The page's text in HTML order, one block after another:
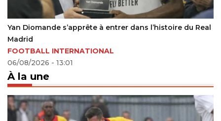
La Coupe du Monde 2026 transforme le paysage des
paris sportifs au Canada
16/06/2026 - 16:34
À la une